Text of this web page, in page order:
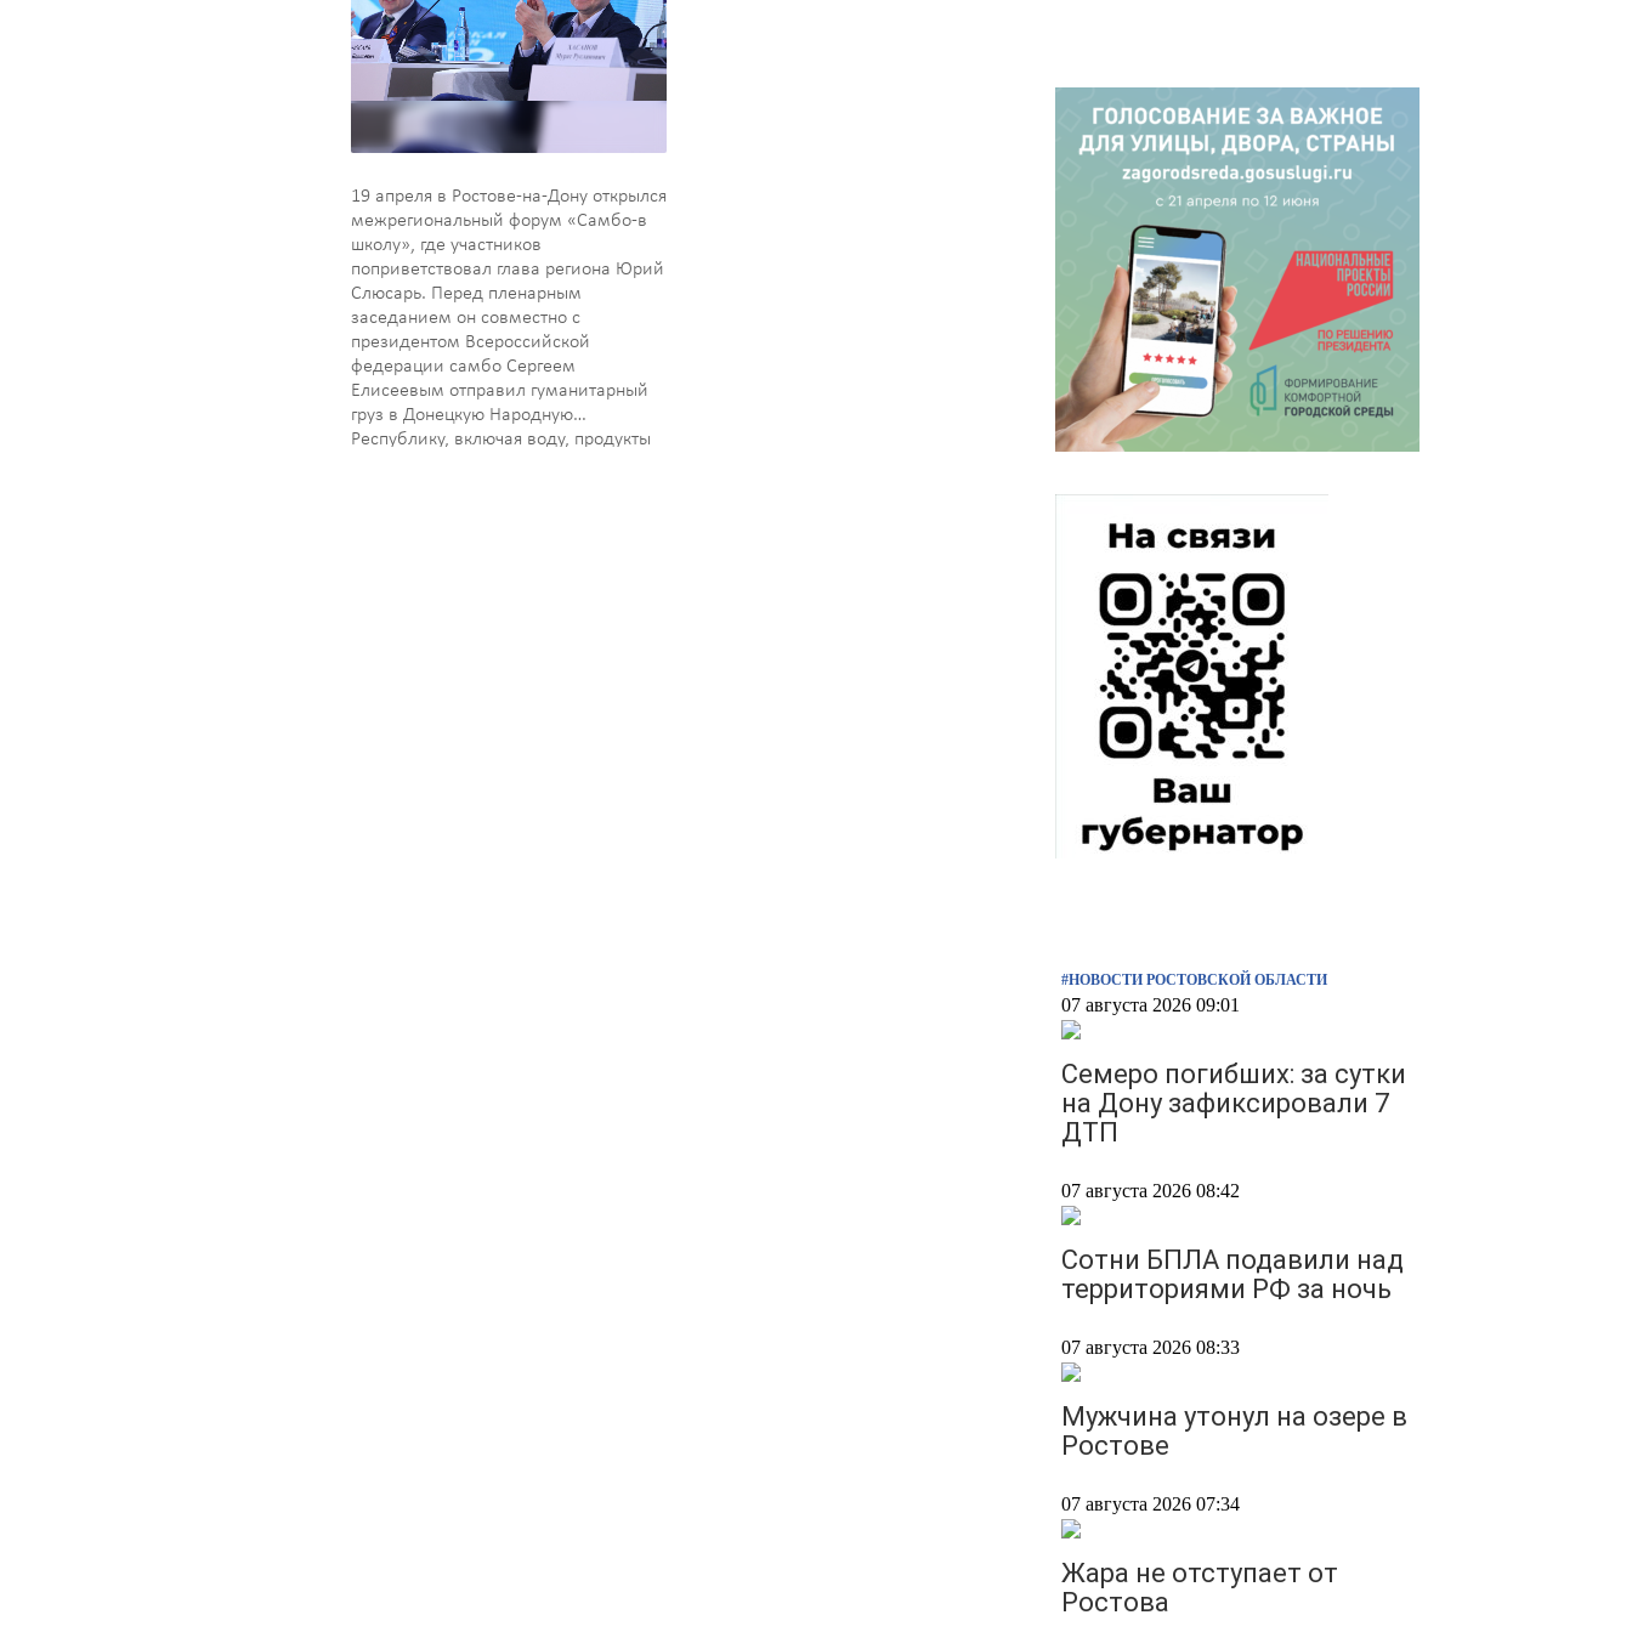
19 апреля в Ростове-на-Дону открылся
межрегиональный форум «Самбо-в
школу», где участников
поприветствовал глава региона Юрий
Слюсарь. Перед пленарным
заседанием он совместно с
президентом Всероссийской
федерации самбо Сергеем
Елисеевым отправил гуманитарный
груз в Донецкую Народную
Республику, включая воду, продукты
#НОВОСТИ РОСТОВСКОЙ ОБЛАСТИ
07 августа 2026 09:01
Семеро погибших: за сутки
на Дону зафиксировали 7
ДТП
07 августа 2026 08:42
Сотни БПЛА подавили над
территориями РФ за ночь
07 августа 2026 08:33
Мужчина утонул на озере в
Ростове
07 августа 2026 07:34
Жара не отступает от
Ростова